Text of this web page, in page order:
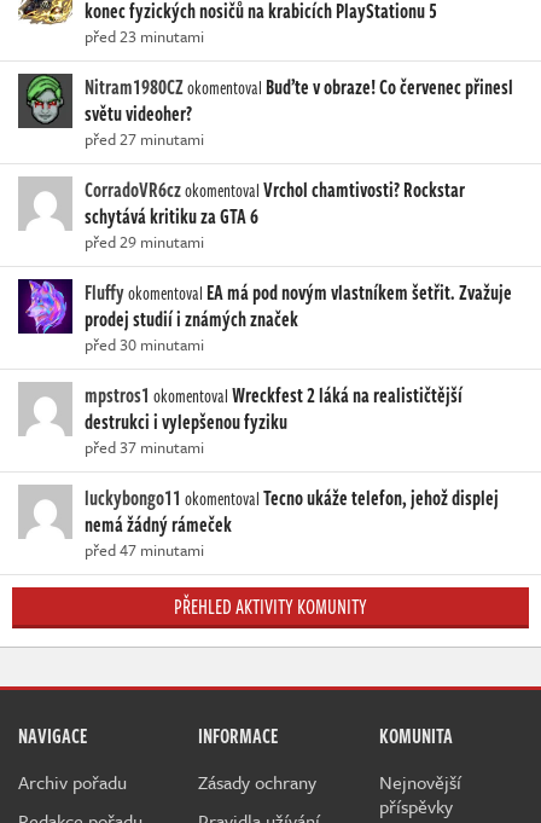
konec fyzických nosičů na krabicích PlayStationu 5
před 23 minutami
Nitram1980CZokomentoval Buďte v obraze! Co červenec přinesl
světu videoher?
před 27 minutami
CorradoVR6czokomentovalVrchol chamtivosti? Rockstar
schytává kritiku za GTA 6
před 29 minutami
Fluffyokomentoval EA má pod novým vlastníkem šetřit. Zvažuje
prodej studií i známých značek
před 30 minutami
mpstros1 okomentovalWreckfest 2 láká na realističtější
destrukci i vylepšenou fyziku
před 37 minutami
luckybongo11 okomentovalTecno ukáže telefon, jehož displej
nemá žádný rámeček
před 47 minutami
PŘEHLED AKTIVITY KOMUNITY
NAVIGACE
Archiv pořadu
INFORMACE
Zásady ochrany
KOMUNITA
Nejnovější
příspěvky